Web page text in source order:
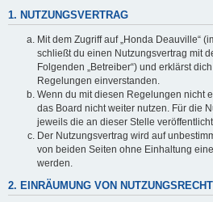
1. NUTZUNGSVERTRAG
Mit dem Zugriff auf „Honda Deauville“
schließt du einen Nutzungsvertrag mit
Folgenden „Betreiber“) und erklärst
Regelungen einverstanden.
Wenn du mit diesen Regelungen nicht
das Board nicht weiter nutzen. Für die
jeweils die an dieser Stelle
Der Nutzungsvertrag wird auf
von beiden Seiten ohne Einhaltung
werden.
2. EINRÄUMUNG VON